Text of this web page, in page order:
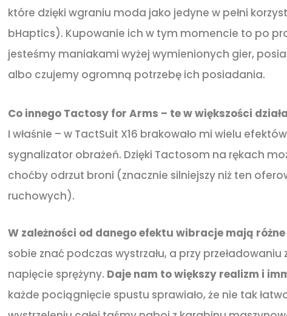
które dzięki wgraniu moda jako jedyne w pełni
bHaptics). Kupowanie ich w tym momencie to po
jesteśmy maniakami wyżej wymienionych gier,
albo czujemy ogromną potrzebę ich posiadania.
Co innego Tactosy for Arms – te w większości
I właśnie – w TactSuit X16 brakowało mi wielu
sygnalizator obrażeń. Dzięki Tactosom na rękach
choćby odrzut broni (znacznie silniejszy niż ten
ruchowych).
W zależności od danego efektu wibracje mają
sobie znać podczas wystrzału, a przy
napięcie sprężyny. Daje nam to większy realizm i
każde pociągnięcie spustu sprawiało, że nie tak